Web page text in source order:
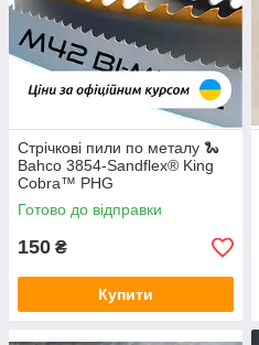
Стрічкові пили по металу 🐍
Bahco 3854-Sandflex® King
Cobra™ PHG
Готово до відправки
150 ₴
Купити